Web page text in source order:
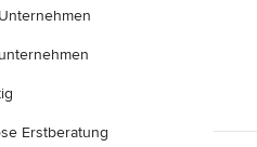
Erstberatung